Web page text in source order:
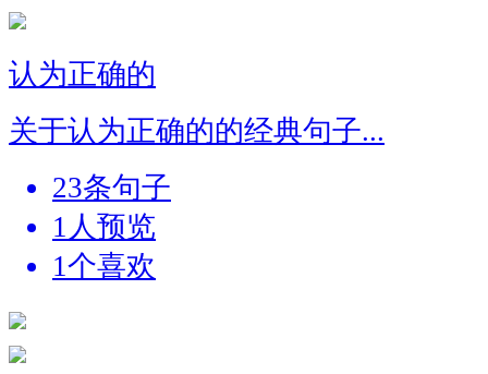
认为正确的
关于认为正确的的经典句子...
23条句子
1人预览
1个喜欢